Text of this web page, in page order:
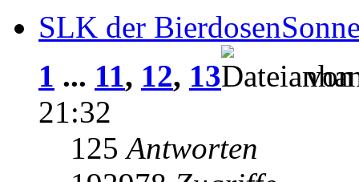
SLK der
1 ... 11, 12, 13
21:32
125Antworten